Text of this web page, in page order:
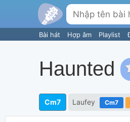
Bài hát Hợp âm Playlist
Haunted
Cm7 Laufey Cm7